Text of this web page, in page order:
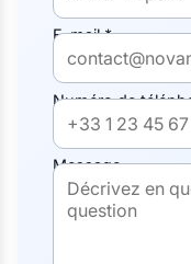
E-mail *
Numéro de
Message